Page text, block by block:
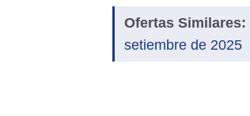
Ofertas Similares:
setiembre de 2025